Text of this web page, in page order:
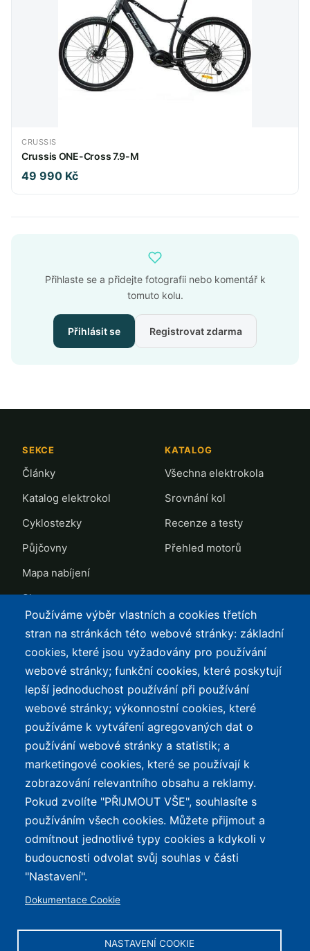
CRUSSIS
Crussis ONE-Cross 7.9-M
49 990 Kč
Přihlaste se a přidejte fotografii nebo komentář k
tomuto kolu.
Přihlásit se Registrovat zdarma
SEKCE
Články
Katalog elektrokol
Cyklostezky
Půjčovny
Mapa nabíjení
Slevy
KATALOG
Všechna elektrokola
Srovnání kol
Recenze a testy
Přehled motorů
TOP LISTY Z DAT
Přehled top listů
Nejlehčí elektrokola
Největší dojezd
Nejlevnější s Bosch CX
Největší poklesy cen
Nejlepší poměr
cena/výkon
SERVIS
Kontakt
Podmínky užívání a
ochrana osobních údajů
e-Biker Point
Mapa stránek
O WEBU
Průvodce světem
elektrokol — recenze,
mapa nabíjecích stanic z
Používáme výběr vlastních a cookies třetích
stran na stránkách této webové stránky: základní
cookies, které jsou vyžadovány pro používání
webové stránky; funkční cookies, které poskytují
lepší jednoduchost používání při používání
webové stránky; výkonnostní cookies, které
používáme k vytváření agregovaných dat o
používání webové stránky a statistik; a
marketingové cookies, které se používají k
zobrazování relevantního obsahu a reklamy.
Pokud zvolíte "PŘIJMOUT VŠE", souhlasíte s
používáním všech cookies. Můžete přijmout a
odmítnout jednotlivé typy cookies a kdykoli v
budoucnosti odvolat svůj souhlas v části
"Nastavení".
Dokumentace Cookie
NASTAVENÍ COOKIE
REKLAMA